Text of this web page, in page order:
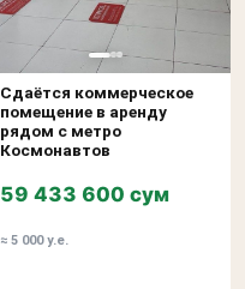
Сдаётся коммерческое
помещение в аренду
рядом с метро
Космонавтов
59 433 600 сум
≈ 5 000 у.е.